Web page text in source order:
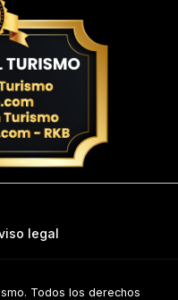
legal
Todos los derechos